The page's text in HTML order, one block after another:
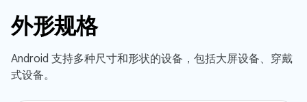
外形规格
Android 支持多种尺寸和形状的设备，包括大屏设备、穿戴
式设备。